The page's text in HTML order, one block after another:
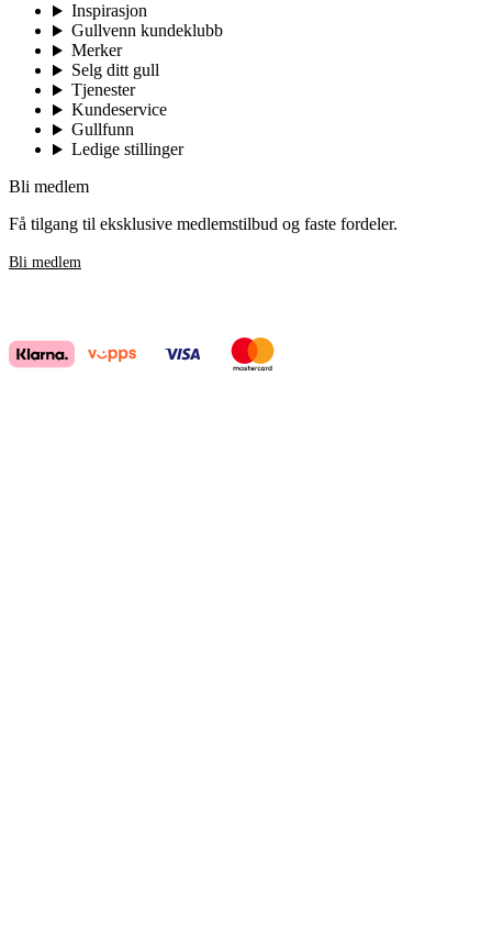
Inspirasjon
Gullvenn kundeklubb
Merker
Selg ditt gull
Tjenester
Kundeservice
Gullfunn
Ledige stillinger
Bli medlem
Få tilgang til eksklusive medlemstilbud og faste fordeler.
Bli medlem